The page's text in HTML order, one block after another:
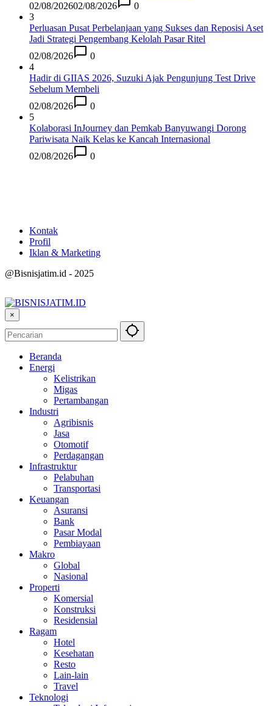
02/08/202602/08/2026
0
3
Perluasan Pusat Perbelanjaan yang Sukses dan Reposisi Aset
Jadi Strategi Pengembang Kelolah Pasar Ritel
02/08/2026
0
4
Hadir di GIIAS 2026, Suzuki Ajak Pengunjung Test Drive
Sebelum Membeli
02/08/2026
0
5
Kolaborasi InJourney dan Pemkab Banyuwangi Dorong
Pariwisata Naik Kelas ke Kancah Internasional
02/08/2026
0
Kontak
Profil
Iklan & Marketing
@Bisnisjatim.id - 2025
×
Beranda
Energi
Kelistrikan
Migas
Pertambangan
Industri
Agribisnis
Jasa
Otomotif
Perdagangan
Infrastruktur
Pelabuhan
Transportasi
Keuangan
Asuransi
Bank
Pasar Modal
Pembiayaan
Makro
Global
Nasional
Properti
Komersial
Konstruksi
Residensial
Ragam
Hotel
Kesehatan
Resto
Lain-lain
Travel
Teknologi